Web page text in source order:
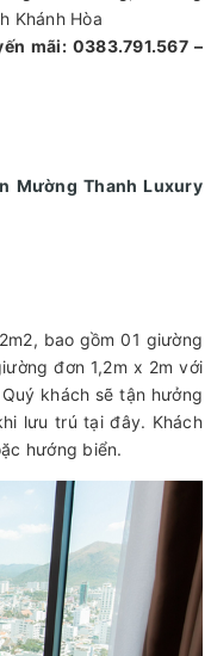
Khánh Hòa
mãi: 0383.791.567 –
Mường Thanh Luxury
bao gồm 01 giường
đơn 1,2m x 2m với
khách sẽ tận hưởng
lưu trú tại đây. Khách
hướng biển.